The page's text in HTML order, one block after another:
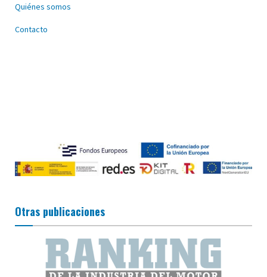
Quiénes somos
Contacto
Otras publicaciones